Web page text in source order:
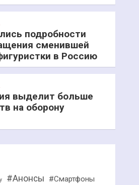
подробности
сменившей
в Россию
выделит больше
на оборону
#Анонсы #Смартфоны